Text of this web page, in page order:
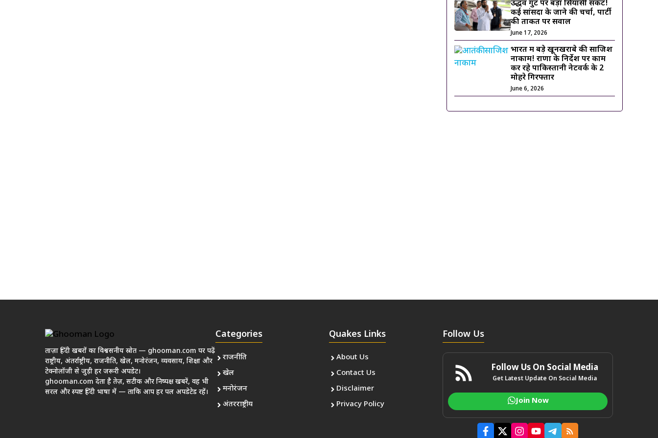
उद्धव गुट पर बड़ा सियासी संकट!
कई सांसदों के जाने की चर्चा, पार्टी
की ताकत पर सवाल
June 17, 2026
भारत में बड़े खूनखराबे की साजिश
नाकाम! राणा के निर्देश पर काम
कर रहे पाकिस्तानी नेटवर्क के 2
मोहरे गिरफ्तार
June 6, 2026
ताज़ा हिंदी खबरों का विश्वसनीय स्रोत — ghooman.com पर पढ़ें
राष्ट्रीय, अंतर्राष्ट्रीय, राजनीति, खेल, मनोरंजन, व्यवसाय, शिक्षा और
टेक्नोलॉजी से जुड़ी हर जरूरी अपडेट।
ghooman.com देता है तेज़, सटीक और निष्पक्ष खबरें, वह भी
सरल और स्पष्ट हिंदी भाषा में — ताकि आप हर पल अपडेटेड रहें।
Categories
राजनीति
खेल
मनोरंजन
अंतरराष्ट्रीय
Quakes Links
About Us
Contact Us
Disclaimer
Privacy Policy
Follow Us
Follow Us On Social Media
Get Latest Update On Social Media
Join Now